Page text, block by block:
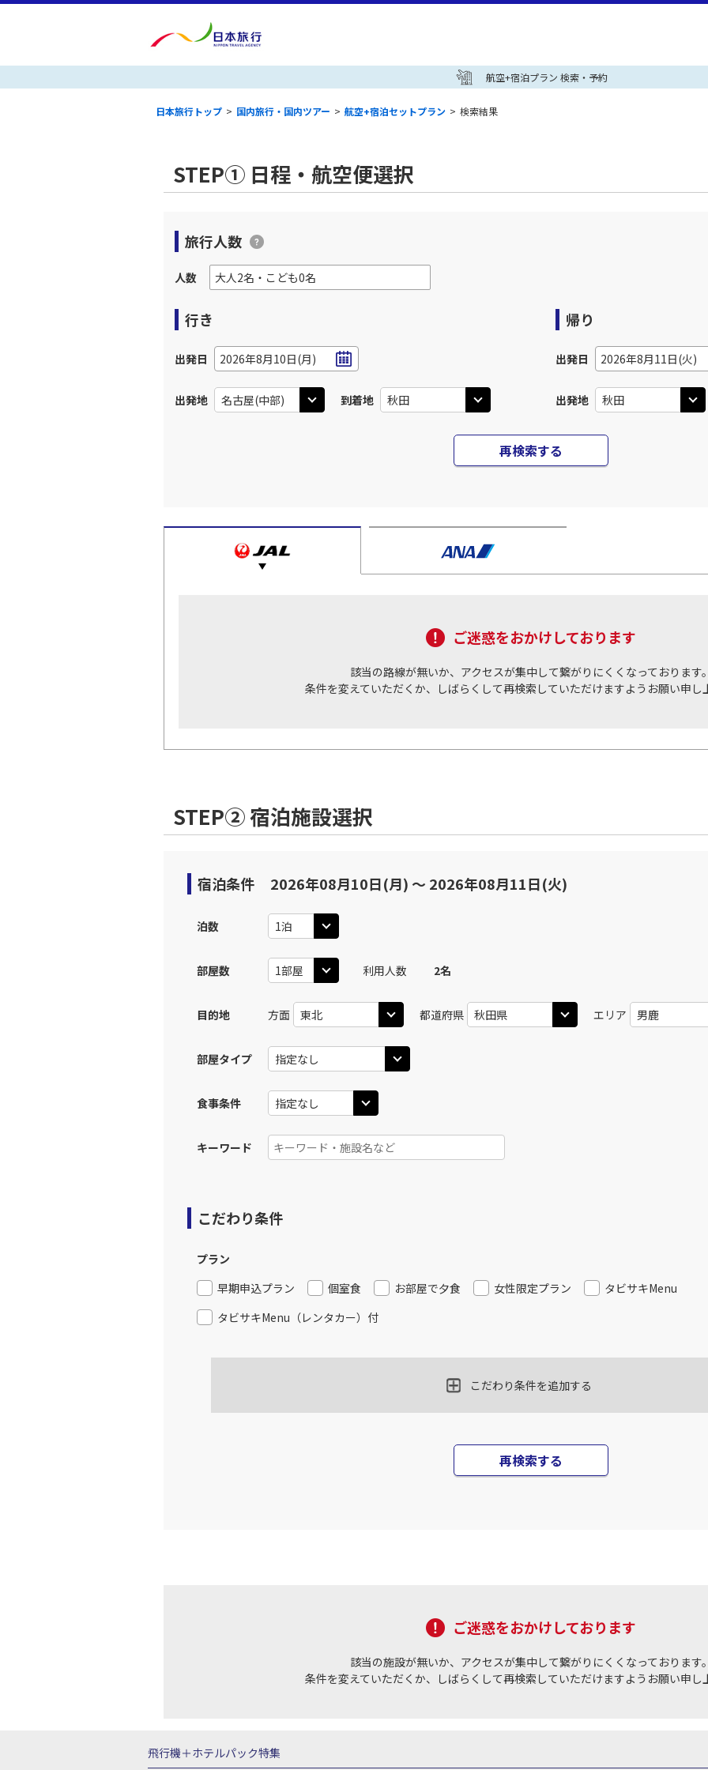
航空+宿泊プラン 検索・予約
日本旅行トップ > 国内旅行・国内ツアー > 航空+宿泊セットプラン > 検索結果
STEP① 日程・航空便選択
旅行人数
人数
行き
出発日 2026年8月10日(月)
出発地 到着地
帰り
出発日 2026年8月11日(火)
出発地
再検索する
ご迷惑をおかけしております
該当の路線が無いか、アクセスが集中して繋がりにくくなっております
条件を変えていただくか、しばらくして再検索していただけますようお願い申し
STEP② 宿泊施設選択
宿泊条件 2026年08月10日(月) 〜 2026年08月11日(火)
泊数
部屋数 利用人数 2名
目的地 方面 都道府県 エリア
部屋タイプ
食事条件
キーワード
こだわり条件
プラン
早期申込プラン
個室食 お部屋で夕食 女性限定プラン
タビサキMenu
タビサキMenu（レンタカー）付
こだわり条件を追加する
再検索する
ご迷惑をおかけしております
該当の施設が無いか、アクセスが集中して繋がりにくくなっております
条件を変えていただくか、しばらくして再検索していただけますようお願い申し
飛行機＋ホテルパック特集